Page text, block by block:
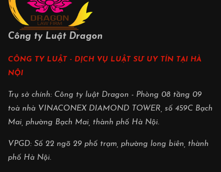
Công ty Luật Dragon
CÔNG TY LUẬT - DỊCH VỤ LUẬT SƯ UY TÍN TẠI HÀ
NỘI
Trụ sở chính: Công ty luật Dragon - Phòng 08 tầng 09
toà nhà VINACONEX DIAMOND TOWER, số 459C Bạch
Mai, phường Bạch Mai, thành phố Hà Nội.
VPGD: Số 22 ngõ 29 phố trạm, phường long biên, thành
phố Hà Nội.